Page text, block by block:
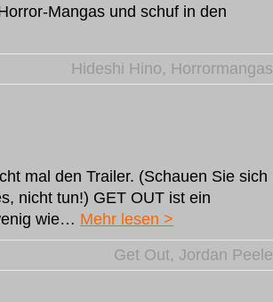
Mangas und schuf in den
Hideshi Hino, Horrormangas
mal den Trailer. (Schauen Sie sich
nicht tun!) GET OUT ist ein
wie… Mehr lesen >
Get Out, Jordan Peele